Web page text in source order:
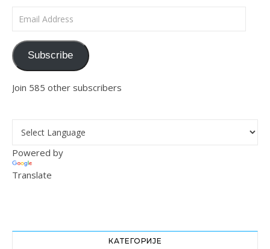
Subscribe
Join 585 other subscribers
Powered by
Translate
КАТЕГОРИЈЕ